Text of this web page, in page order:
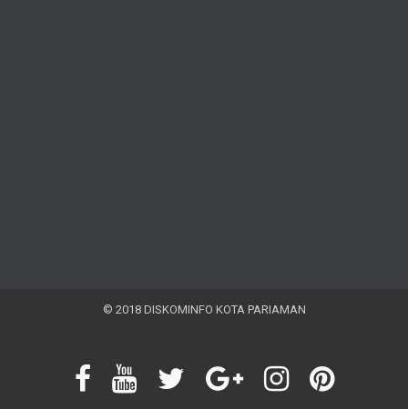
© 2018 DISKOMINFO KOTA PARIAMAN